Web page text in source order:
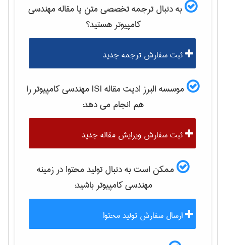
به دنبال ترجمه تخصصی متن یا مقالهمهندسی
كامپيوترهستید؟
ثبت سفارش ترجمه جدید
موسسه البرز ادیت مقاله ISI مهندسی كامپيوتررا
هم انجام می دهد:
ثبت سفارش ویرایش مقاله جدید
ممکن است به دنبال تولید محتوا در زمینه
مهندسی كامپيوترباشید:
ارسال سفارش تولید محتوا